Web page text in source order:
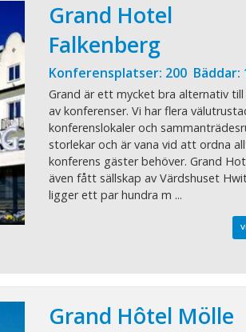
Grand Hotel
Falkenberg
Konferensplatser: 200 Bäddar:
Grand är ett mycket bra alternativ
av konferenser. Vi har flera
konferenslokaler och
storlekar och är vana vid att ordna
konferens gäster behöver. Grand
även fått sällskap av Värdshuset
ligger ett par hundra m ...
Grand Hôtel Mölle